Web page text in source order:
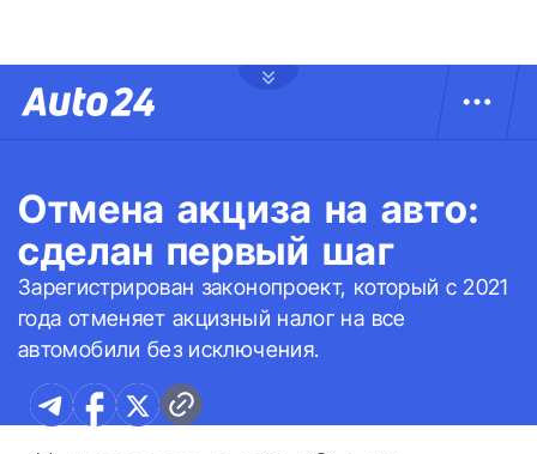
Отмена акциза на авто:
сделан первый шаг
Зарегистрирован законопроект, который с 2021
года отменяет акцизный налог на все
автомобили без исключения.